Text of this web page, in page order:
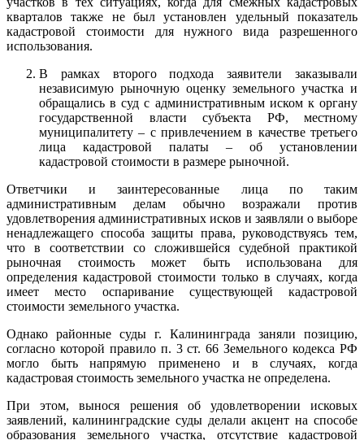
кварталов также не был установлен удельный показатель
кадастровой стоимости для нужного вида разрешенного
использования.
В рамках второго подхода заявители заказывали
независимую рыночную оценку земельного участка и
обращались в суд с административным иском к органу
государственной власти субъекта РФ, местному
муниципалитету – с привлечением в качестве третьего
лица кадастровой палаты – об установлении
кадастровой стоимости в размере рыночной.
Ответчики и заинтересованные лица по таким
административным делам обычно возражали против
удовлетворения административных исков и заявляли о выборе
ненадлежащего способа защиты права, руководствуясь тем,
что в соответствии со сложившейся судебной практикой
рыночная стоимость может быть использована для
определения кадастровой стоимости только в случаях, когда
имеет место оспаривание существующей кадастровой
стоимости земельного участка.
Однако районные суды г. Калининграда заняли позицию,
согласно которой правило п. 3 ст. 66 Земельного кодекса РФ
могло быть напрямую применено и в случаях, когда
кадастровая стоимость земельного участка не определена.
При этом, вынося решения об удовлетворении исковых
заявлений, калининградские суды делали акцент на способе
образования земельного участка, отсутствие кадастровой